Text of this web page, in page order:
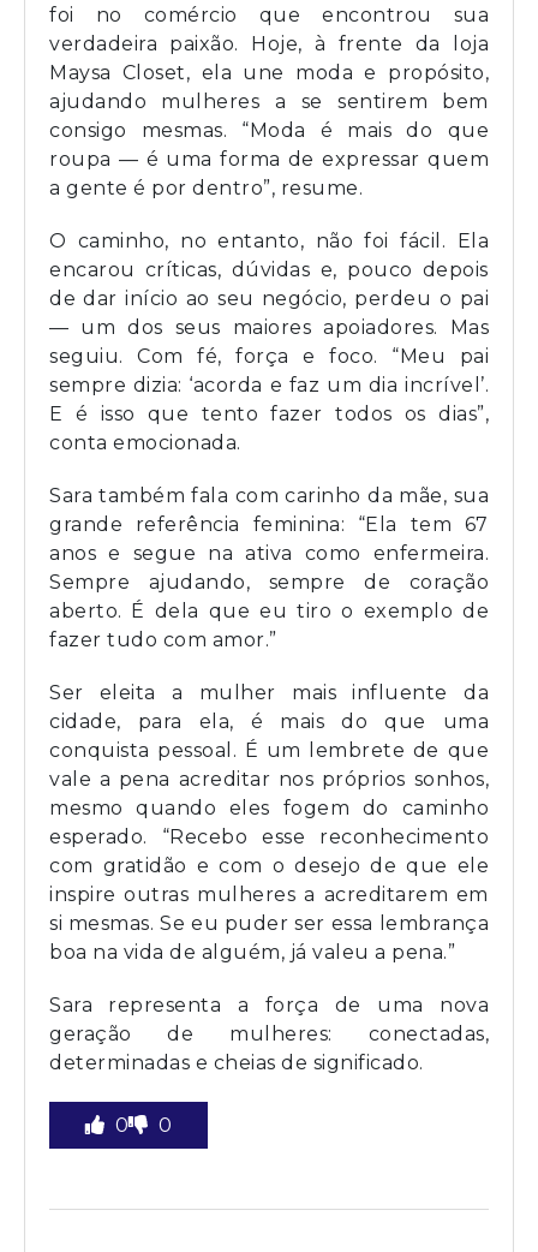
foi no comércio que encontrou sua
verdadeira paixão. Hoje, à frente da loja
Maysa Closet, ela une moda e propósito,
ajudando mulheres a se sentirem bem
consigo mesmas. “Moda é mais do que
roupa — é uma forma de expressar quem
a gente é por dentro”, resume.
O caminho, no entanto, não foi fácil. Ela
encarou críticas, dúvidas e, pouco depois
de dar início ao seu negócio, perdeu o pai
— um dos seus maiores apoiadores. Mas
seguiu. Com fé, força e foco. “Meu pai
sempre dizia: ‘acorda e faz um dia incrível’.
E é isso que tento fazer todos os dias”,
conta emocionada.
Sara também fala com carinho da mãe, sua
grande referência feminina: “Ela tem 67
anos e segue na ativa como enfermeira.
Sempre ajudando, sempre de coração
aberto. É dela que eu tiro o exemplo de
fazer tudo com amor.”
Ser eleita a mulher mais influente da
cidade, para ela, é mais do que uma
conquista pessoal. É um lembrete de que
vale a pena acreditar nos próprios sonhos,
mesmo quando eles fogem do caminho
esperado. “Recebo esse reconhecimento
com gratidão e com o desejo de que ele
inspire outras mulheres a acreditarem em
si mesmas. Se eu puder ser essa lembrança
boa na vida de alguém, já valeu a pena.”
Sara representa a força de uma nova
geração de mulheres: conectadas,
determinadas e cheias de significado.
0 0